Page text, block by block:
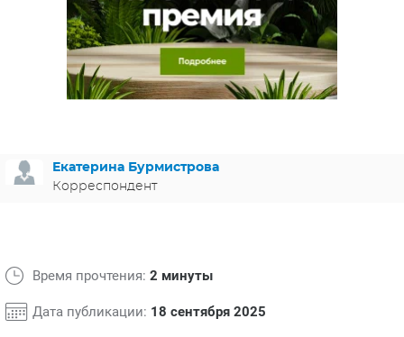
МЕЛОДРАМЫ
ИСПАНИЯ
ФРАНЦИЯ
ГЕРМАНИЯ
СВЕТСКИЕ НОВОСТИ
СПОЙЛЕРЫ ИЗ СЕРИАЛОВ
Екатерина Бурмистрова
Корреспондент
Время прочтения: 2 минуты
Дата публикации: 18 сентября 2025